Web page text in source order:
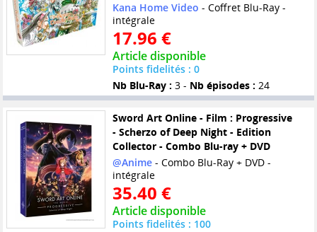
Kana Home Video - Coffret Blu-Ray -
intégrale
17.96 €
Article disponible
Points fidelités : 0
Nb Blu-Ray : 3 - Nb épisodes : 24
Sword Art Online - Film : Progressive
- Scherzo of Deep Night - Edition
Collector - Combo Blu-ray + DVD
@Anime- Combo Blu-Ray + DVD -
intégrale
35.40 €
Article disponible
Points fidelités : 100